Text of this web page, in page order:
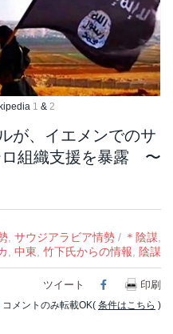
1 & 2
が、イエメンでのサ
ロ組織支援を暴露 〜
サウジアラビア情勢 / ＊陰謀
中東 竹下氏からの情報 陰謀
ツイート Facebook
印刷
コメントのみ転載OK( 条件はこちら )